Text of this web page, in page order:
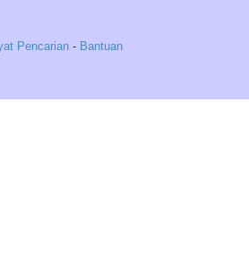
Pencarian - Bantuan